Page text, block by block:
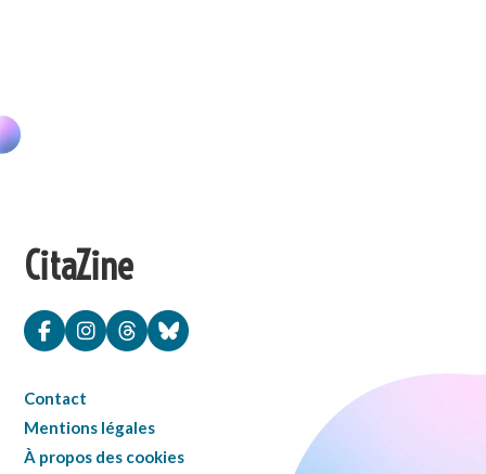
CitaZine
Contact
Mentions légales
À propos des cookies